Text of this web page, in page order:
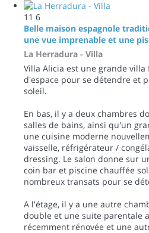
11 6
Belle maison espagnole
une vue imprenable et une
La Herradura - Villa
Villa Alicia est une grande
d'espace pour se détendre et
soleil.
En bas, il y a deux chambres
salles de bains, ainsi qu'un
une cuisine moderne
vaisselle, réfrigérateur /
dressing. Le salon donne sur
coin bar et piscine chauffée
nombreux transats pour se
A l'étage, il y a une autre
double et une suite parentale
récemment rénovée et une